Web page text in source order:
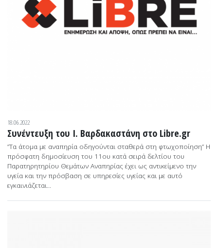
18.06.2022
Συνέντευξη του Ι. Βαρδακαστάνη στο Libre.gr
”Τα άτομα με αναπηρία οδηγούνται σταθερά στη φτωχοποίηση” Η
πρόσφατη δημοσίευση του 11ου κατά σειρά δελτίου του
Παρατηρητηρίου Θεμάτων Αναπηρίας έχει ως αντικείμενο την
υγεία και την πρόσβαση σε υπηρεσίες υγείας και με αυτό
εγκαινιάζεται...